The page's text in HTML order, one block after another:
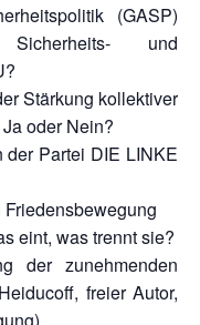
(GASP)
und
Stärkung kollektiver
oder Nein?
der Partei DIE LINKE
eint, was trennt sie?
der zunehmenden
freier Autor,